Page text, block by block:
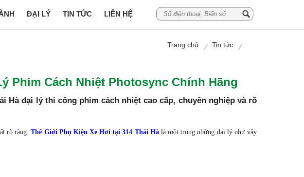
ĐẠI LÝ TIN TỨC LIÊN HỆ
Trang chủ Tin tức
Phim Cách Nhiệt Photosync Chính Hãng
Hà đại lý thi công phim cách nhiệt cao cấp, chuyên nghiệp và rõ
rõ ràng.Thế Giới Phụ Kiện Xe Hơi tại 314 Thái Hàlà một trong những đại lý như vậy